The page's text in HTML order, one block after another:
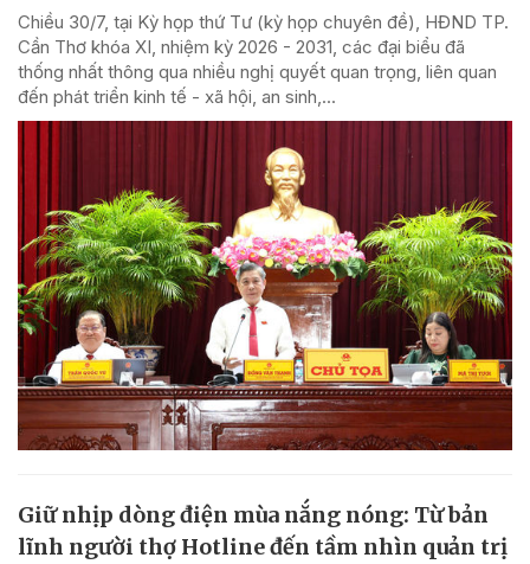
Chiều 30/7, tại Kỳ họp thứ Tư (kỳ họp chuyên đề), HĐND TP.
Cần Thơ khóa XI, nhiệm kỳ 2026 - 2031, các đại biểu đã
thống nhất thông qua nhiều nghị quyết quan trọng, liên quan
đến phát triển kinh tế - xã hội, an sinh,...
Giữ nhịp dòng điện mùa nắng nóng: Từ bản
lĩnh người thợ Hotline đến tầm nhìn quản trị